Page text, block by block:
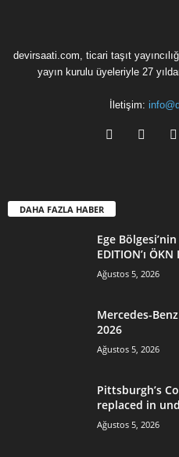
devirsaati.com, ticari taşıt
yayın kurulu üyeleriyle 27
İletişim:
DAHA FAZLA HABER
Ege
EDITION’ı
Ağustos 5, 2026
Mercedes-
2026
Ağustos 5, 2026
Pittsburgh’s
replaced in
Ağustos 5, 2026